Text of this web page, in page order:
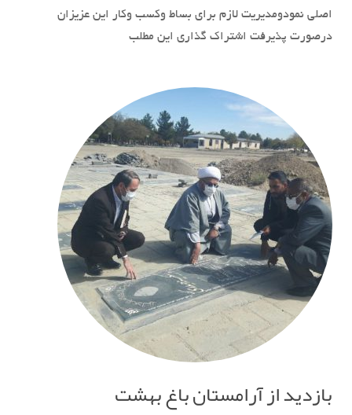
اصلی نمودومدیریت لازم برای بساط وکسب وکار این عزیزان
درصورت پذیرفت اشتراک گذاری این مطلب
بازدید از آرامستان باغ بهشت